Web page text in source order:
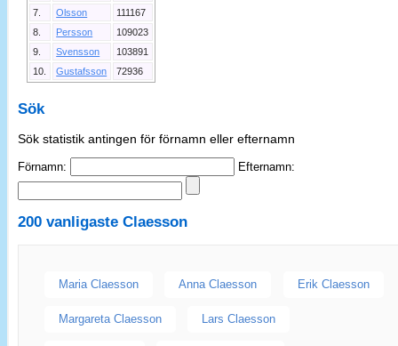
7.
Olsson
111167
8.
Persson
109023
9.
Svensson
103891
10.
Gustafsson 72936
Sök
Sök statistik antingen för förnamn eller efternamn
Förnamn: Efternamn:
200 vanligasteClaesson
Maria Claesson Anna Claesson Erik Claesson
Margareta Claesson Lars Claesson